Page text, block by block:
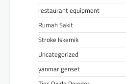
restaurant equipment
Rumah Sakit
Stroke Iskemik
Uncategorized
yanmar genset